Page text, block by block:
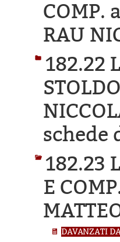
COMP.
RAU
182.22
182.23
E
DAVANZATI